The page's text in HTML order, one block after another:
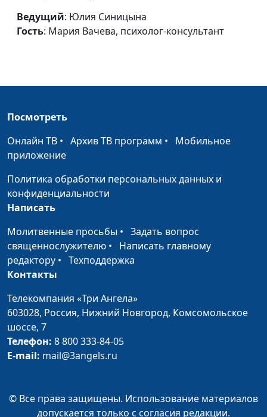
консультант
Как быть, когда любовь
Юлия Синицына ,
консультант
родителей (вторая
часть)
психолог-
Трудные дети хороших
родителей (первая
часть)
Юлия Синицына ,
Как приобщить ребенка
к домашним
обязанностям?
Юлия Синицына ,
Нужны ли ребенку
карманные деньги?
Ольга Лебедева,
Как быть хорошей
мамой?
Безопасный интернет
Юлия Синицына ,
#539
Ведущий: Юлия Синицына
Гость: Мария Вачева, психолог-консультант
Посмотреть
Онлайн ТВ • Архив ТВ программ • Мобильное
приложение
Политика обработки персональных данных и
конфиденциальности
Написать
Молитвенные просьбы • Задать вопрос
священнослужителю • Написать главному
редактору • Техподдержка
Контакты
Телекомпания «Три Ангела»
603028, Россия, Нижний Новгород, Комсомольское
шоссе, 7
Телефон: 8 800 333-84-05
E-mail: mail@3angels.ru
© Все права защищены. Использование материалов
допускается только с согласия редакции.